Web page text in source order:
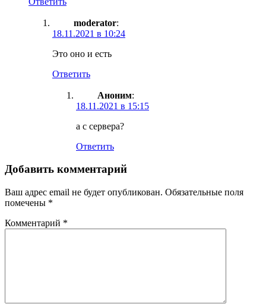
moderator:
18.11.2021 в 10:24
Это оно и есть
Ответить
Аноним:
18.11.2021 в 15:15
а с сервера?
Ответить
Добавить комментарий
Ваш адрес email не будет опубликован. Обязательные поля
помечены *
Комментарий *